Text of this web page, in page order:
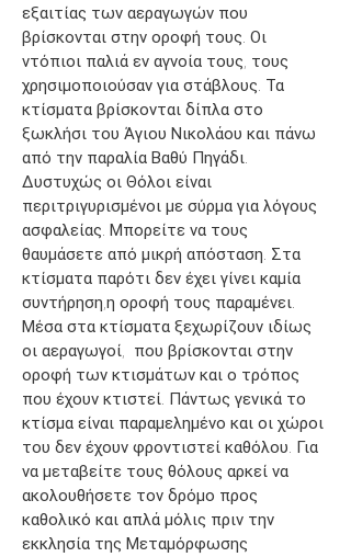
εξαιτίας των αεραγωγών που
βρίσκονται στην οροφή τους. Οι
ντόπιοι παλιά εν αγνοία τους, τους
χρησιμοποιούσαν για στάβλους. Τα
κτίσματα βρίσκονται δίπλα στο
ξωκλήσι του Άγιου Νικολάου και πάνω
από την παραλία Βαθύ Πηγάδι.
Δυστυχώς οι Θόλοι είναι
περιτριγυρισμένοι με σύρμα για λόγους
ασφαλείας. Μπορείτε να τους
θαυμάσετε από μικρή απόσταση. Στα
κτίσματα παρότι δεν έχει γίνει καμία
συντήρηση,η οροφή τους παραμένει.
Μέσα στα κτίσματα ξεχωρίζουν ιδίως
οι αεραγωγοί, που βρίσκονται στην
οροφή των κτισμάτων και ο τρόπος
που έχουν κτιστεί. Πάντως γενικά το
κτίσμα είναι παραμελημένο και οι χώροι
του δεν έχουν φροντιστεί καθόλου. Για
να μεταβείτε τους θόλους αρκεί να
ακολουθήσετε τον δρόμο προς
καθολικό και απλά μόλις πριν την
εκκλησία της Μεταμόρφωσης